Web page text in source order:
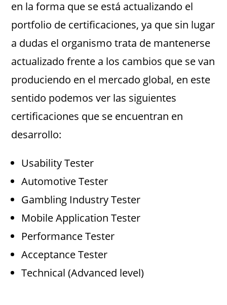
en la forma que se está actualizando el
portfolio de certificaciones, ya que sin lugar
a dudas el organismo trata de mantenerse
actualizado frente a los cambios que se van
produciendo en el mercado global, en este
sentido podemos ver las siguientes
certificaciones que se encuentran en
desarrollo:
Usability Tester
Automotive Tester
Gambling Industry Tester
Mobile Application Tester
Performance Tester
Acceptance Tester
Technical (Advanced level)